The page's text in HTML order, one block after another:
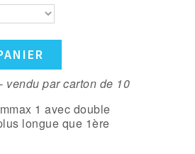
vendu par carton de 10
1 avec double
longue que 1ère